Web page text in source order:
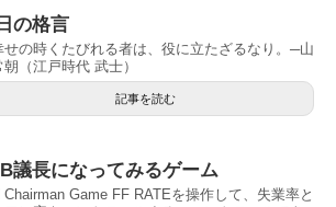
の格言
せの時くたびれる者は、役に立たざるなり。─山
朝（江戸時代 武士）
記事を読む
議長になってみるゲーム
Chairman Game FF RATEを操作して、失業率と